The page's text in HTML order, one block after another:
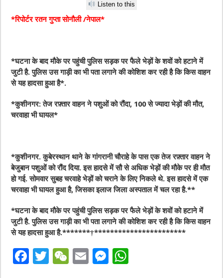
Listen to this
*रिपोर्टर रतन गुप्ता सोनौली /नेपाल*
*घटना के बाद मौके पर पहुंची पुलिस सड़क पर फैले भेड़ों के शवों को हटाने में
जुटी है. पुलिस उस गाड़ी का भी पता लगाने की कोशिश कर रही है कि किस वाहन
से यह हादसा हुआ है*.
*कुशीनगर: तेज रफ़्तार वाहन ने पशुओं को रौंदा, 100 से ज्यादा भेड़ों की मौत,
चरवाहा भी घायल*
*कुशीनगर. कुबेरस्थान थाने के गांगरानी चौराहे के पास एक तेज रफ़्तार वाहन ने
बेजुबान पशुओं को रौंद दिया. इस हादसे में सौ से अधिक भेड़ों की मौके पर ही मौत
हो गई. सोमवार सुबह चरवाहे भेड़ों को चराने के लिए निकले थे. इस हादसे में एक
चरवाहा भी घायल हुआ है, जिसका इलाज जिला अस्पताल में चल रहा है.**
*घटना के बाद मौके पर पहुंची पुलिस सड़क पर फैले भेड़ों के शवों को हटाने में
जुटी है. पुलिस उस गाड़ी का भी पता लगाने की कोशिश कर रही है कि किस वाहन
से यह हादसा हुआ है.*******†***********************
F
T
W E
M